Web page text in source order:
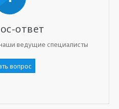
ответ
ведущие специалисты
вопрос